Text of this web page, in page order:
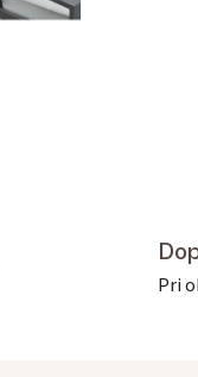
Pri